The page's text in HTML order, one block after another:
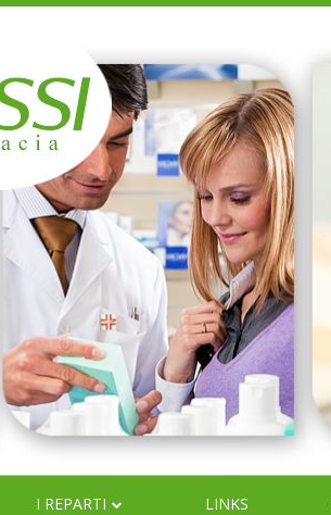
I REPARTI LINKS